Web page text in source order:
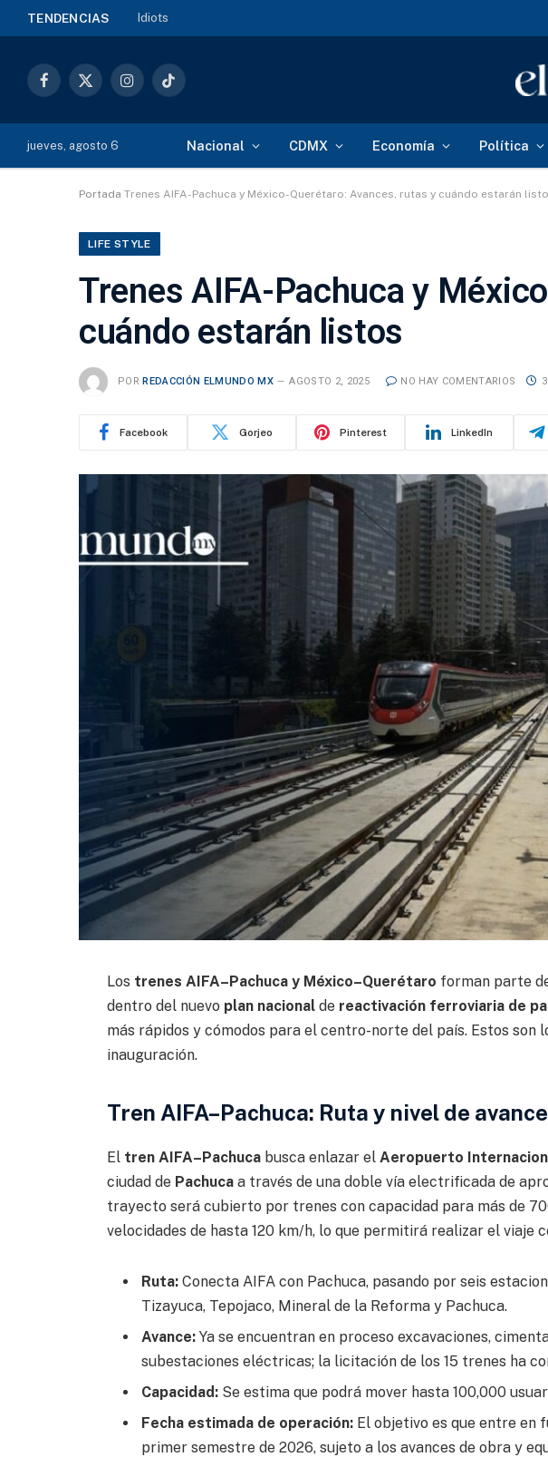
TENDENCIAS Idiots
Facebook
X
InstagramTikTok
jueves, agosto 6 Nacional CDMX Economía Política
Portada Trenes AIFA-Pachuca y México-Querétaro: Avances, rutas y cuándo estarán
LIFE STYLE
Trenes AIFA-Pachuca y
cuándo estarán listos
POR REDACCIÓN ELMUNDO MX AGOSTO 2, 2025 NO HAY COMENTARIOS
Facebook Gorjeo Pinterest LinkedIn
Los trenes AIFA–Pachuca y México–Querétaro forman parte
dentro del nuevo plan nacional de reactivación ferroviaria de
más rápidos y cómodos para el centro-norte del país. Estos son
inauguración.
Tren AIFA–Pachuca: Ruta y nivel de avance
El tren AIFA–Pachuca busca enlazar el Aeropuerto
ciudad de Pachuca a través de una doble vía electrificada de
trayecto será cubierto por trenes con capacidad para más de
velocidades de hasta 120 km/h, lo que permitirá realizar el viaje
Ruta:Conecta AIFA con Pachuca, pasando por seis
Tizayuca, Tepojaco, Mineral de la Reforma y Pachuca.
Avance:Ya se encuentran en proceso excavaciones,
subestaciones eléctricas; la licitación de los 15 trenes ha
Capacidad:Se estima que podrá mover hasta 100,000
Fecha estimada de operación:El objetivo es que entre en
primer semestre de 2026, sujeto a los avances de obra y